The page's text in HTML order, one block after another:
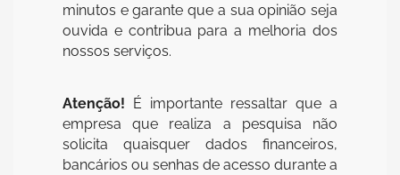
minutos e garante que a sua opinião seja
ouvida e contribua para a melhoria dos
nossos serviços.
Atenção! É importante ressaltar que a
empresa que realiza a pesquisa não
solicita quaisquer dados financeiros,
bancários ou senhas de acesso durante a